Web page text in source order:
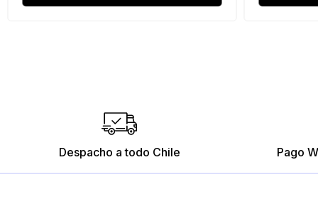
Despacho a todo Chile Pago